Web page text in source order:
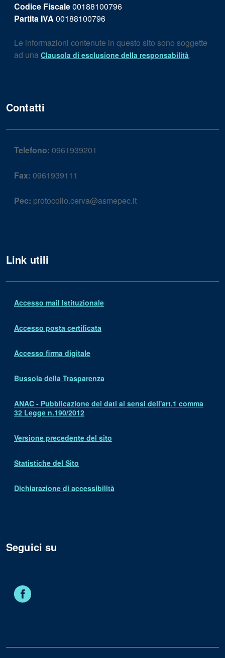
Codice Fiscale00188100796
Partita IVA 00188100796
Le informazioni contenute in questo sito sono soggette
ad una Clausola di esclusione della responsabilità.
Contatti
Telefono: 0961939201
Fax: 0961939111
Pec: protocollo.cerva@asmepec.it
Link utili
Accesso mail Istituzionale
Accesso posta certificata
Accesso firma digitale
Bussola della Trasparenza
ANAC - Pubblicazione dei dati ai sensi dell'art.1 comma
32 Legge n.190/2012
Versione precedente del sito
Statistiche del Sito
Dichiarazione di accessibilità
Seguici su